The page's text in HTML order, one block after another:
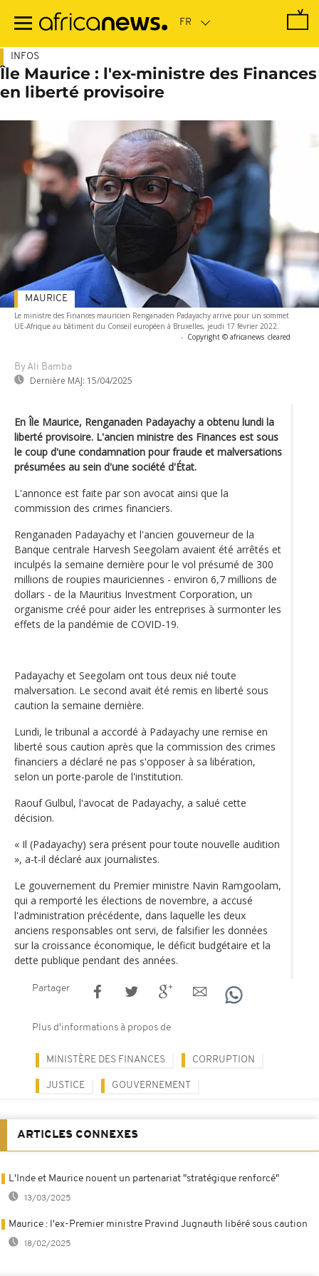
contenu
INFOS
Île Maurice : l'ex-ministre des Finances
en liberté provisoire
Le ministre des Finances mauricien Renganaden Padayachy arrive pour un sommet
UE-Afrique au bâtiment du Conseil européen à Bruxelles, jeudi 17 février 2022.
- Copyright © africanews cleared
By Ali Bamba
Dernière MAJ: 15/04/2025
MAURICE
En Île Maurice, Renganaden Padayachy a obtenu lundi la
liberté provisoire. L'ancien ministre des Finances est sous
le coup d'une condamnation pour fraude et malversations
présumées au sein d'une société d'État.
L'annonce est faite par son avocat ainsi que la
commission des crimes financiers.
Renganaden Padayachy et l'ancien gouverneur de la
Banque centrale Harvesh Seegolam avaient été arrêtés et
inculpés la semaine dernière pour le vol présumé de 300
millions de roupies mauriciennes - environ 6,7 millions de
dollars - de la Mauritius Investment Corporation, un
organisme créé pour aider les entreprises à surmonter les
effets de la pandémie de COVID-19.
Padayachy et Seegolam ont tous deux nié toute
malversation. Le second avait été remis en liberté sous
caution la semaine dernière.
Lundi, le tribunal a accordé à Padayachy une remise en
liberté sous caution après que la commission des crimes
financiers a déclaré ne pas s'opposer à sa libération,
selon un porte-parole de l'institution.
Raouf Gulbul, l'avocat de Padayachy, a salué cette
décision.
« Il (Padayachy) sera présent pour toute nouvelle audition
», a-t-il déclaré aux journalistes.
Le gouvernement du Premier ministre Navin Ramgoolam,
qui a remporté les élections de novembre, a accusé
l'administration précédente, dans laquelle les deux
anciens responsables ont servi, de falsifier les données
sur la croissance économique, le déficit budgétaire et la
dette publique pendant des années.
Partager
Plus d'informations à propos de
MINISTÈRE DES FINANCES CORRUPTION
JUSTICE GOUVERNEMENT
ARTICLES CONNEXES
L'Inde et Maurice nouent un partenariat "stratégique renforcé"
13/03/2025
Maurice : l'ex-Premier ministre Pravind Jugnauth libéré sous caution
18/02/2025